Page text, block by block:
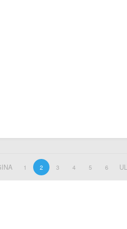
1 2 3 4 5 6